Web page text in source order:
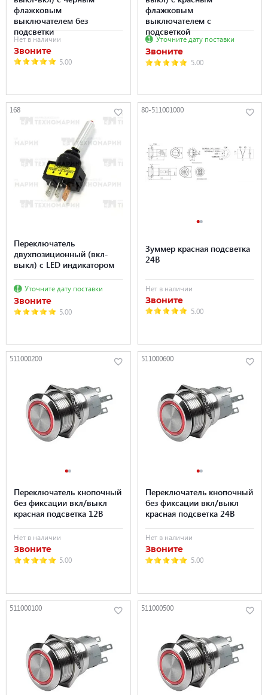
флажковым
выключателем без
подсветки
Нет в наличии
Звоните
5.00
флажковым
выключателем с
подсветкой
Уточните дату поставки
Звоните
5.00
168
Переключатель
двухпозиционный (вкл-
выкл) с LED индикатором
Уточните дату поставки
Звоните
5.00
80-511001000
Зуммер красная подсветка
24В
Нет в наличии
Звоните
5.00
511000200
Переключатель кнопочный
без фиксации вкл/выкл
красная подсветка 12В
Нет в наличии
Звоните
5.00
511000600
Переключатель кнопочный
без фиксации вкл/выкл
красная подсветка 24В
Нет в наличии
Звоните
5.00
511000100 511000500